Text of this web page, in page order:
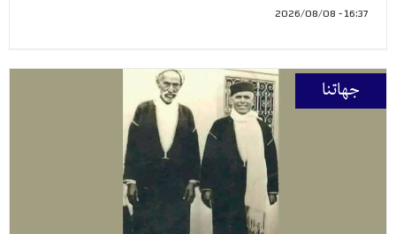
16:37 - 2026/08/08
جهاتنا